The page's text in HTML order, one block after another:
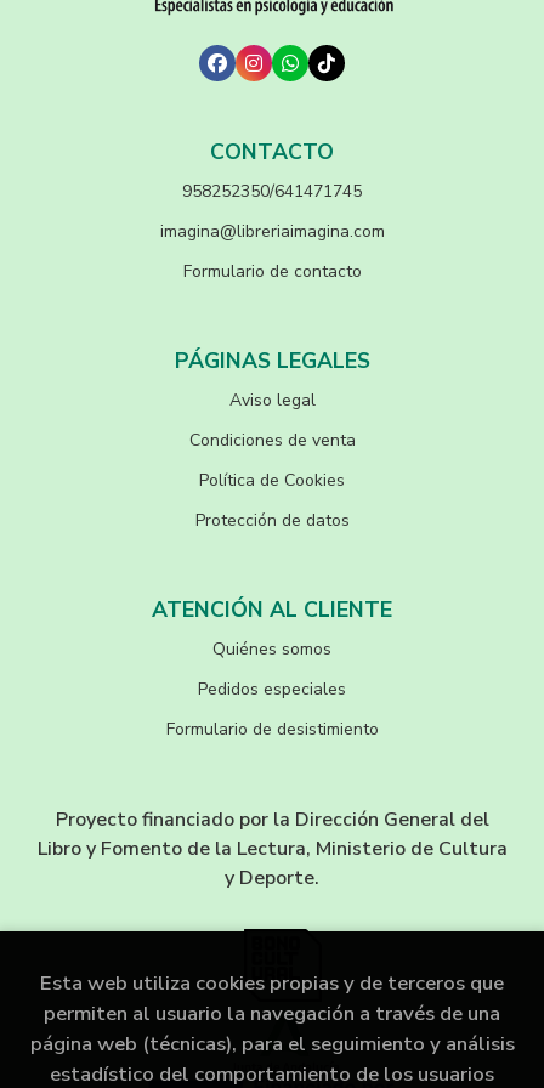
CONTACTO
958252350/641471745
imagina@libreriaimagina.com
Formulario de contacto
PÁGINAS LEGALES
Aviso legal
Condiciones de venta
Política de Cookies
Protección de datos
ATENCIÓN AL CLIENTE
Quiénes somos
Pedidos especiales
Formulario de desistimiento
Proyecto financiado por la Dirección General del
Libro y Fomento de la Lectura, Ministerio de Cultura
y Deporte.
Esta web utiliza cookies propias y de terceros que
permiten al usuario la navegación a través de una
página web (técnicas), para el seguimiento y análisis
estadístico del comportamiento de los usuarios